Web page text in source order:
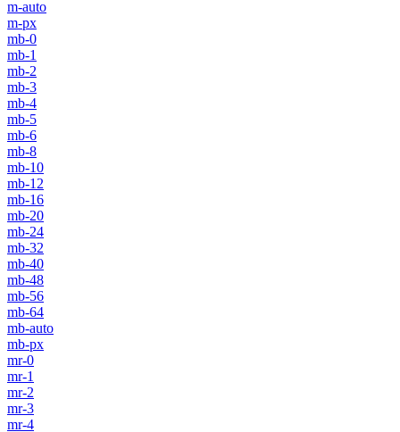
m-auto
m-px
mb-0
mb-1
mb-2
mb-3
mb-4
mb-5
mb-6
mb-8
mb-10
mb-12
mb-16
mb-20
mb-24
mb-32
mb-40
mb-48
mb-56
mb-64
mb-auto
mb-px
mr-0
mr-1
mr-2
mr-3
mr-4